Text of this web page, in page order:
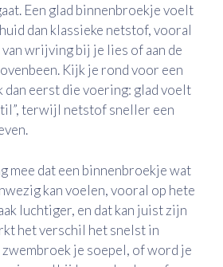
Een glad binnenbroekje voelt
dan klassieke netstof, vooral
wrijving bij je lies of aan de
Kijk je rond voor een
dan eerst die voering: glad voelt
terwijl netstof sneller een
mee dat een binnenbroekje wat
kan voelen, vooral op hete
luchtiger, en dat kan juist zijn
het verschil het snelst in
je soepel, of word je